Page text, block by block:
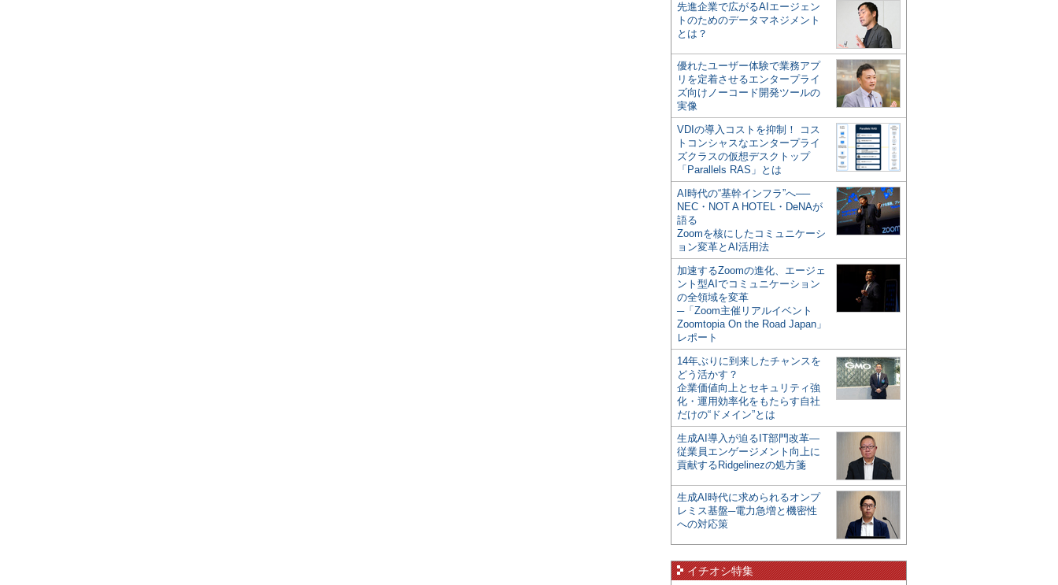
先進企業で広がるAIエージェン
トのためのデータマネジメント
とは？
優れたユーザー体験で業務アプ
リを定着させるエンタープライ
ズ向けノーコード開発ツールの
実像
VDIの導入コストを抑制！ コス
トコンシャスなエンタープライ
ズクラスの仮想デスクトップ
「Parallels RAS」とは
AI時代の“基幹インフラ”へ──
NEC・NOT A HOTEL・DeNAが
語る
Zoomを核にしたコミュニケーシ
ョン変革とAI活用法
加速するZoomの進化、エージェ
ント型AIでコミュニケーション
の全領域を変革
─「Zoom主催リアルイベント
Zoomtopia On the Road Japan」
レポート
14年ぶりに到来したチャンスを
どう活かす？
企業価値向上とセキュリティ強
化・運用効率化をもたらす自社
だけの“ドメイン”とは
生成AI導入が迫るIT部門改革―
従業員エンゲージメント向上に
貢献するRidgelinezの処方箋
生成AI時代に求められるオンプ
レミス基盤─電力急増と機密性
への対応策
イチオシ特集